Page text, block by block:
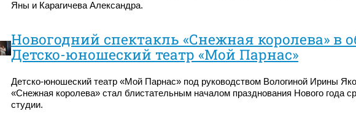
Яны и Карагичева Александра.
Новогодний спектакль «Снежная королева» в
Детско-юношеский театр «Мой Парнас»
Детско-юношеский театр «Мой Парнас» под руководством Вологиной Ирины
«Снежная королева» стал блистательным началом празднования Нового года
студии.